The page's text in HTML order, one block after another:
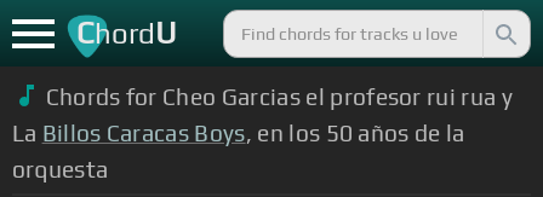
ChordU
Chords for Cheo Garcias el profesor rui rua y
La Billos Caracas Boys, en los 50 años de la
orquesta